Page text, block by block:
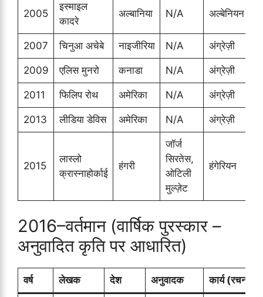
2005
इस्माइल
कादरे
अल्बानिया N/A अल्बेनियन
2007 चिनुआ अचेबे नाइजीरिया N/A अंग्रेज़ी
2009 एलिस मुनरो कनाडा N/A अंग्रेज़ी
2011 फिलिप रोथ अमेरिका N/A अंग्रेज़ी
2013 लीडिया डेविस अमेरिका N/A अंग्रेज़ी
2015
लास्लो
क्रास्नाहोर्काई
हंगरी
जॉर्ज
सिरतेस,
ओटिली
मुल्ज़ेट
हंगेरियन
2016–वर्तमान (वार्षिक पुरस्कार –
अनुवादित कृति पर आधारित)
वर्ष लेखक देश अनुवादक कार्य (रचना)